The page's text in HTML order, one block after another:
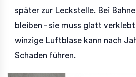
später zur Leckstelle. Bei
bleiben - sie muss glatt
winzige Luftblase kann nach
Schaden führen.